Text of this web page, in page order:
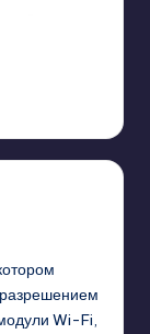
Wi-Fi,